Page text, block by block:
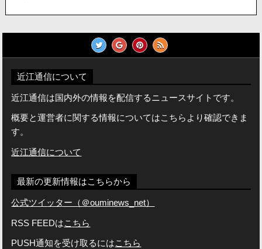
近江通信について
近江通信は国内外の情報を配信するニュースサイトです。
概要と運営者に関する情報についてはこちらより確認できま
す。
近江通信について
最新の更新情報はこちらから
公式ツイッター（＠ouminews_net）
RSS FEEDはこちら
PUSH通知を受け取るにはこちら